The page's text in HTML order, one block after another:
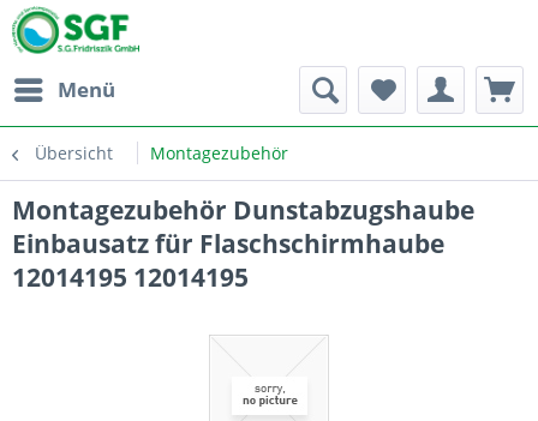
Menü
Übersicht Montagezubehör
Montagezubehör Dunstabzugshaube
Einbausatz für Flaschschirmhaube
12014195 12014195